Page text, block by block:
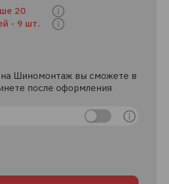
20
- 9 шт.
на Шиномонтаж вы сможете в
после оформления